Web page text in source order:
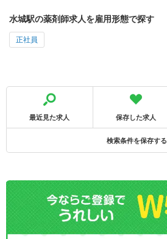
水城駅の薬剤師求人を雇用形態で探す
正社員
最近見た求人 保存した求人
検索条件を保存する